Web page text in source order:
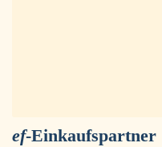
ef-Einkaufspartner